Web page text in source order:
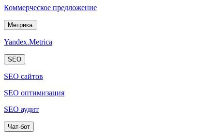
Коммерческое предложение
Метрика
Yandex.Metrica
SEO
SEO cайтов
SEO оптимизация
SEO аудит
Чат-бот